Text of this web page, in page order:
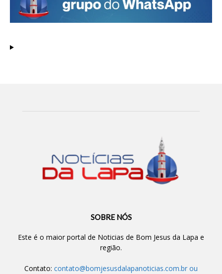
SOBRE NÓS
Este é o maior portal de Noticias de Bom Jesus da Lapa e
região.
Contato: contato@bomjesusdalapanoticias.com.br ou